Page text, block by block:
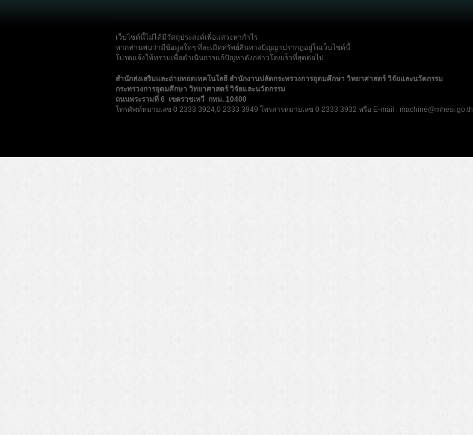
เว็บไซต์นี้ไม่ได้มีวัตถุประสงค์เพื่อแสวงหากำไร
หากท่านพบว่ามีข้อมูลใดๆ ที่ละเมิดทรัพย์สินทางปัญญาปรากฏอยู่ในเว็บไซต์นี้
โปรดแจ้งให้ทราบเพื่อดำเนินการแก้ปัญหาดังกล่าวโดยเร็วที่สุดต่อไป
สำนักส่งเสริมและถ่ายทอดเทคโนโลยี สำนักงานปลัดกระทรวงการอุดมศึกษา วิทยาศาสตร์ วิจัยและนวัตกรรม
กระทรวงการอุดมศึกษา วิทยาศาสตร์ วิจัยและนวัตกรรม
ถนนพระรามที่ 6 เขตราชเทวี กทม. 10400
โทรศัพท์หมายเลข 0 2333 3924,0 2333 3949 โทรสารหมายเลข 0 2333 3932 หรือ E-mail : machine@mhesi.go.th